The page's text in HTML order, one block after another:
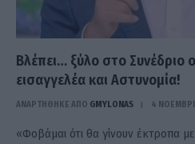
Βλέπει… ξύλο στο Συνέδριο
εισαγγελέα και Αστυνομία!
ΑΝΑΡΤΗΘΗΚΕ ΑΠΟ GMYLONAS 4
«Φοβάμαι ότι θα γίνουν έκτροπα